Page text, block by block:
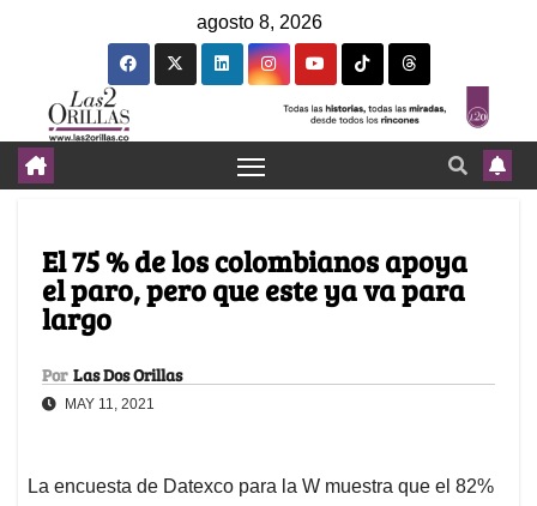
agosto 8, 2026
El 75 % de los colombianos apoya
el paro, pero que este ya va para
largo
Por Las Dos Orillas
MAY 11, 2021
La encuesta de Datexco para la W muestra que el 82%